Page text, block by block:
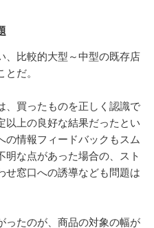
比較的大型～中型の既存店
だ。
買ったものを正しく認識で
以上の良好な結果だったとい
の情報フィードバックもスム
明な点があった場合の、スト
せ窓口への誘導なども問題は
たのが、商品の対象の幅が